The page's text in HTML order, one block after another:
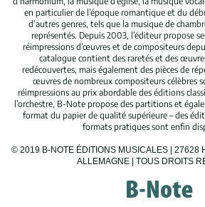
en particulier de l’époque romantique et du
d’autres genres, tels que la musique de
représentés. Depuis 2003, l’éditeur propose
réimpressions d’œuvres et de compositeurs
catalogue contient des raretés et des
redécouvertes, mais également des pièces de
œuvres de nombreux compositeurs célèbres
réimpressions au prix abordable des éditions
l’orchestre, B-Note propose des partitions et
format du papier de qualité supérieure – des
formats pratiques sont enfin
© 2019 B-NOTE ÉDITIONS MUSICALES | 27628
ALLEMAGNE | TOUS DROITS